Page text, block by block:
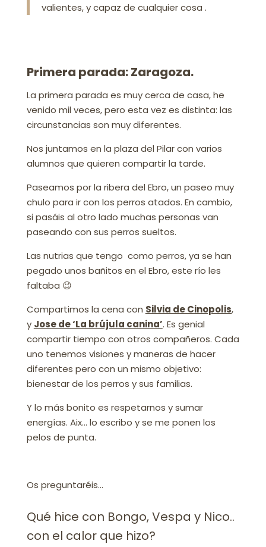
valientes, y capaz de cualquier cosa .
Primera parada: Zaragoza.
La primera parada es muy cerca de casa, he
venido mil veces, pero esta vez es distinta: las
circunstancias son muy diferentes.
Nos juntamos en la plaza del Pilar con varios
alumnos que quieren compartir la tarde.
Paseamos por la ribera del Ebro, un paseo muy
chulo para ir con los perros atados. En cambio,
si pasáis al otro lado muchas personas van
paseando con sus perros sueltos.
Las nutrias que tengo como perros, ya se han
pegado unos bañitos en el Ebro, este río les
faltaba 😉
Compartimos la cena con Silvia de Cinopolis,
y Jose de ‘La brújula canina’. Es genial
compartir tiempo con otros compañeros. Cada
uno tenemos visiones y maneras de hacer
diferentes pero con un mismo objetivo:
bienestar de los perros y sus familias.
Y lo más bonito es respetarnos y sumar
energías. Aix… lo escribo y se me ponen los
pelos de punta.
Os preguntaréis…
Qué hice con Bongo, Vespa y Nico..
con el calor que hizo?